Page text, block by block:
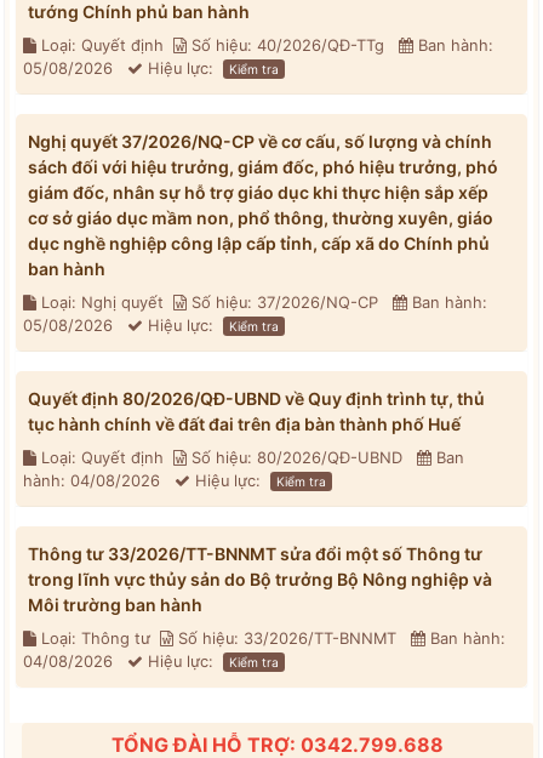
tướng Chính phủ ban hành
Loại: Quyết định Số hiệu: 40/2026/QĐ-TTg
Ban hành:
05/08/2026
Hiệu lực: Kiểm tra
Nghị quyết 37/2026/NQ-CP về cơ cấu, số lượng và chính
sách đối với hiệu trưởng, giám đốc, phó hiệu trưởng, phó
giám đốc, nhân sự hỗ trợ giáo dục khi thực hiện sắp xếp
cơ sở giáo dục mầm non, phổ thông, thường xuyên, giáo
dục nghề nghiệp công lập cấp tỉnh, cấp xã do Chính phủ
ban hành
Loại: Nghị quyết Số hiệu: 37/2026/NQ-CP
Ban hành:
05/08/2026
Hiệu lực: Kiểm tra
Quyết định 80/2026/QĐ-UBND về Quy định trình tự, thủ
tục hành chính về đất đai trên địa bàn thành phố Huế
Loại: Quyết định Số hiệu: 80/2026/QĐ-UBND
Ban
hành: 04/08/2026
Hiệu lực: Kiểm tra
Thông tư 33/2026/TT-BNNMT sửa đổi một số Thông tư
trong lĩnh vực thủy sản do Bộ trưởng Bộ Nông nghiệp và
Môi trường ban hành
Loại: Thông tư Số hiệu: 33/2026/TT-BNNMT
Ban hành:
04/08/2026
Hiệu lực: Kiểm tra
TỔNG ĐÀI HỖ TRỢ: 0342.799.688